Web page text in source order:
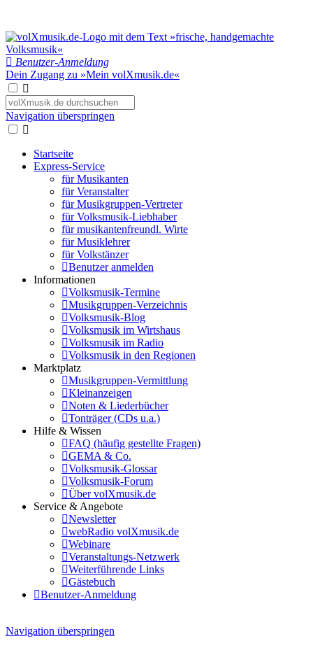
Benutzer-Anmeldung
Dein Zugang zu »Mein volXmusik.de«
Navigation überspringen
Startseite
Express-Service
für Musikanten
für Veranstalter
für Musikgruppen-Vertreter
für Volksmusik-Liebhaber
für musikantenfreundl. Wirte
für Musiklehrer
für Volkstänzer
Benutzer anmelden
Informationen
Volksmusik-Termine
Musikgruppen-Verzeichnis
Volksmusik-Blog
Volksmusik im Wirtshaus
Volksmusik im Radio
Volksmusik in den Regionen
Marktplatz
Musikgruppen-Vermittlung
Kleinanzeigen
Noten & Liederbücher
Tonträger (CDs u.a.)
Hilfe & Wissen
FAQ (häufig gestellte Fragen)
GEMA & Co.
Volksmusik-Glossar
Volksmusik-Forum
Über volXmusik.de
Service & Angebote
Newsletter
webRadio volXmusik.de
Webinare
Veranstaltungs-Netzwerk
Weiterführende Links
Gästebuch
Benutzer-Anmeldung
Navigation überspringen